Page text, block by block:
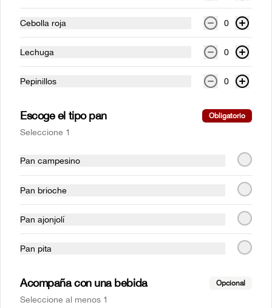
Salmón a la plancha
Filete de salmón a la plancha con salsa
teriyaki. Con cualquiera de nuestros
Parrilla
Costillas mundiales 1/4 rack
Costilla de cerdo BBQ  a la parrilla (Corte
$46.000
Cebolla roja 0
Lechuga 0
Pepinillos 0
Escoge el tipo pan Obligatorio
Seleccione 1
Pan campesino
Pan brioche
Pan ajonjolí
Pan pita
Acompaña con una bebida Opcional
Seleccione al menos 1